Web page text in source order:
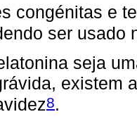
congénitas e
ser usado
seja
existem
8.